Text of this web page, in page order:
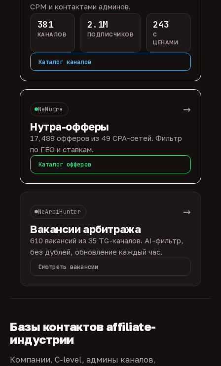
CPM и контактами админов.
381
КАНАЛОВ
2.1M
ПОДПИСЧИКОВ
243
С
ЦЕНАМИ
Каталог каналов
NeNutra →
Нутра-офферы
17,488 офферов из 49 CPA-сетей. Фильтр
по ГЕО и ставкам.
Каталог офферов
NeArbiHunter →
Вакансии арбитража
610 вакансий из 35 TG-каналов. AI-фильтр,
без дублей, обновление каждый час.
Смотреть вакансии
Базы контактов affiliate-
индустрии
Компании, C-level, админы каналов,